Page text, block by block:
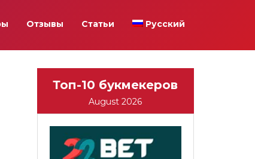
Отзывы Статьи Русский
Топ-10 букмекеров
August 2026